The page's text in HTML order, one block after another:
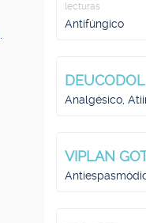
lecturas
Antifúngico
DEUCODOL
Analgésico,
VIPLAN